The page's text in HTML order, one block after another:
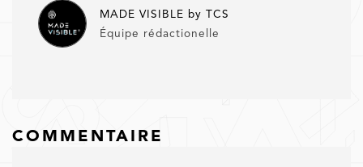
MADE VISIBLE by TCS
Équipe rédactionelle
COMMENTAIRE